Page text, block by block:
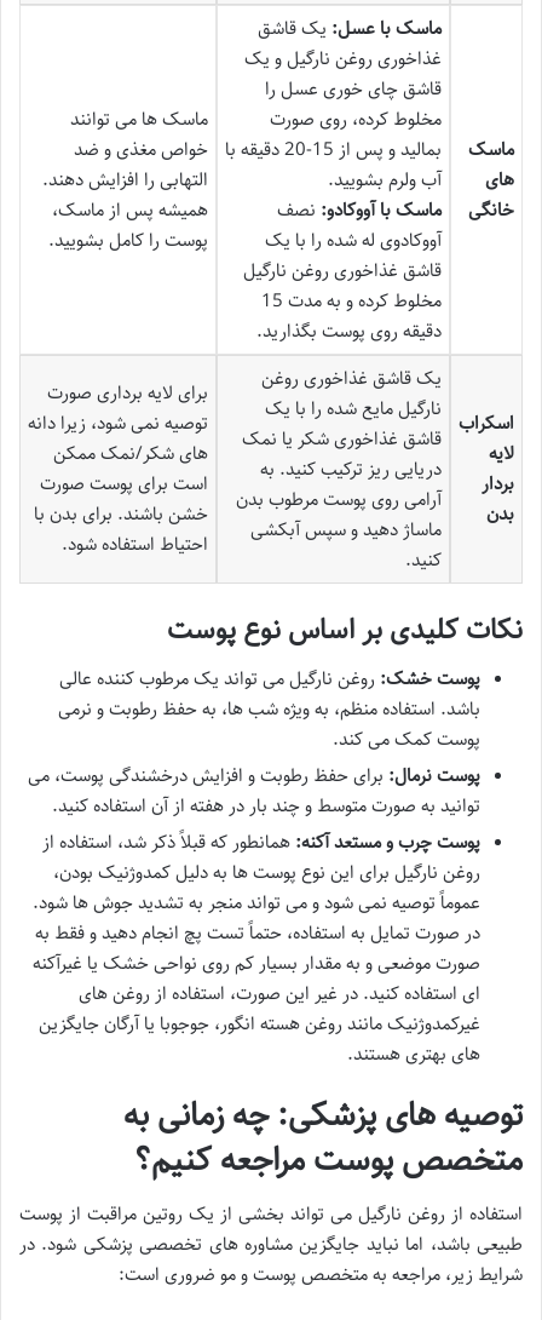
ماسک
های
خانگی
ماسک با عسل: یک قاشق
غذاخوری روغن نارگیل و یک
قاشق چای خوری عسل را
مخلوط کرده، روی صورت
بمالید و پس از 15-20 دقیقه با
آب ولرم بشویید.
ماسک با آووکادو: نصف
آووکادوی له شده را با یک
قاشق غذاخوری روغن نارگیل
مخلوط کرده و به مدت 15
دقیقه روی پوست بگذارید.
ماسک ها می توانند
خواص مغذی و ضد
التهابی را افزایش دهند.
همیشه پس از ماسک،
پوست را کامل بشویید.
اسکراب
لایه
بردار
بدن
یک قاشق غذاخوری روغن
نارگیل مایع شده را با یک
قاشق غذاخوری شکر یا نمک
دریایی ریز ترکیب کنید. به
آرامی روی پوست مرطوب بدن
ماساژ دهید و سپس آبکشی
کنید.
برای لایه برداری صورت
توصیه نمی شود، زیرا دانه
های شکر/نمک ممکن
است برای پوست صورت
خشن باشند. برای بدن با
احتیاط استفاده شود.
نکات کلیدی بر اساس نوع پوست
پوست خشک: روغن نارگیل می تواند یک مرطوب کننده عالی
باشد. استفاده منظم، به ویژه شب ها، به حفظ رطوبت و نرمی
پوست کمک می کند.
پوست نرمال: برای حفظ رطوبت و افزایش درخشندگی پوست، می
توانید به صورت متوسط و چند بار در هفته از آن استفاده کنید.
پوست چرب و مستعد آکنه: همانطور که قبلاً ذکر شد، استفاده از
روغن نارگیل برای این نوع پوست ها به دلیل کمدوژنیک بودن،
عموماً توصیه نمی شود و می تواند منجر به تشدید جوش ها شود.
در صورت تمایل به استفاده، حتماً تست پچ انجام دهید و فقط به
صورت موضعی و به مقدار بسیار کم روی نواحی خشک یا غیرآکنه
ای استفاده کنید. در غیر این صورت، استفاده از روغن های
غیرکمدوژنیک مانند روغن هسته انگور، جوجوبا یا آرگان جایگزین
های بهتری هستند.
توصیه های پزشکی: چه زمانی به
متخصص پوست مراجعه کنیم؟
استفاده از روغن نارگیل می تواند بخشی از یک روتین مراقبت از پوست
طبیعی باشد، اما نباید جایگزین مشاوره های تخصصی پزشکی شود. در
شرایط زیر، مراجعه به متخصص پوست و مو ضروری است: